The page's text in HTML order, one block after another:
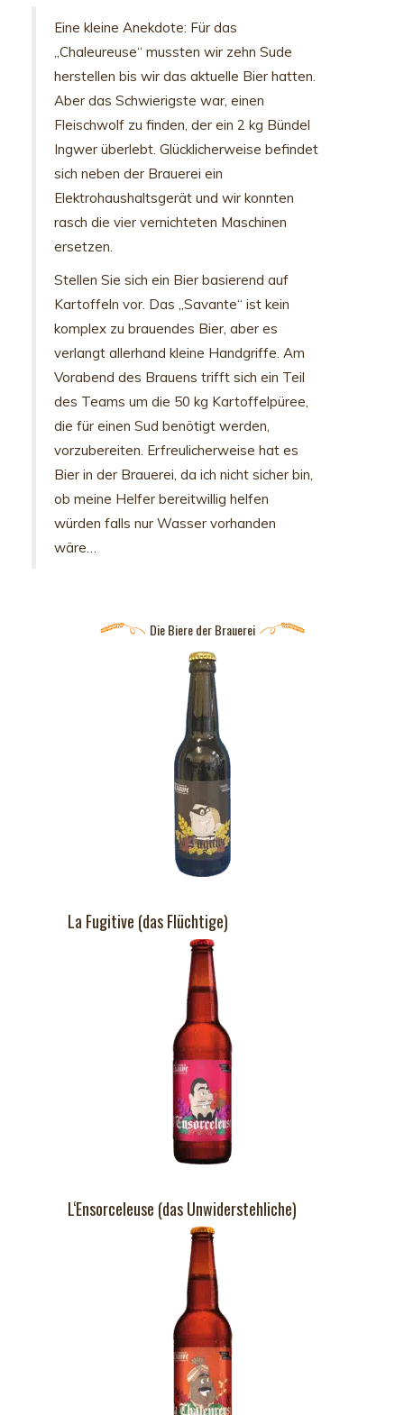
Eine kleine Anekdote: Für das
„Chaleureuse“ mussten wir zehn Sude
herstellen bis wir das aktuelle Bier hatten.
Aber das Schwierigste war, einen
Fleischwolf zu finden, der ein 2 kg Bündel
Ingwer überlebt. Glücklicherweise befindet
sich neben der Brauerei ein
Elektrohaushaltsgerät und wir konnten
rasch die vier vernichteten Maschinen
ersetzen.
Stellen Sie sich ein Bier basierend auf
Kartoffeln vor. Das „Savante“ ist kein
komplex zu brauendes Bier, aber es
verlangt allerhand kleine Handgriffe. Am
Vorabend des Brauens trifft sich ein Teil
des Teams um die 50 kg Kartoffelpüree,
die für einen Sud benötigt werden,
vorzubereiten. Erfreulicherweise hat es
Bier in der Brauerei, da ich nicht sicher bin,
ob meine Helfer bereitwillig helfen
würden falls nur Wasser vorhanden
wäre…
Die Biere der Brauerei
La Fugitive (das Flüchtige)
L‘Ensorceleuse (das Unwiderstehliche)